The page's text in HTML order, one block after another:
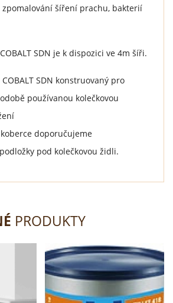
šíření prachu, bakterií
SDN je k dispozici ve 4m šíři.
SDN konstruovaný pro
používanou kolečkovou
doporučujeme
pod kolečkovou židli.
PRODUKTY